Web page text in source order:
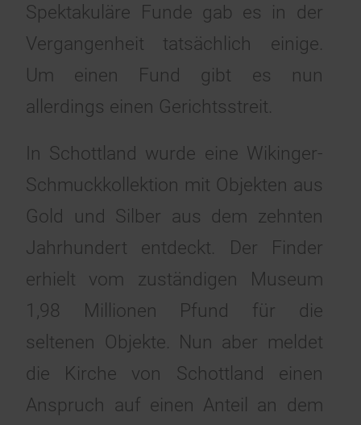
Spektakuläre Funde gab es in der
Vergangenheit tatsächlich einige.
Um einen Fund gibt es nun
allerdings einen Gerichtsstreit.
In Schottland wurde eine Wikinger-
Schmuckkollektion mit Objekten aus
Gold und Silber aus dem zehnten
Jahrhundert entdeckt. Der Finder
erhielt vom zuständigen Museum
1,98 Millionen Pfund für die
seltenen Objekte. Nun aber meldet
die Kirche von Schottland einen
Anspruch auf einen Anteil an dem